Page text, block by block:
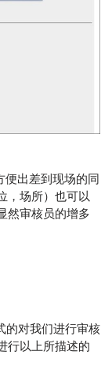
便出差到现场的同
，场所）也可以
然审核员的增多
的对我们进行审核
行以上所描述的